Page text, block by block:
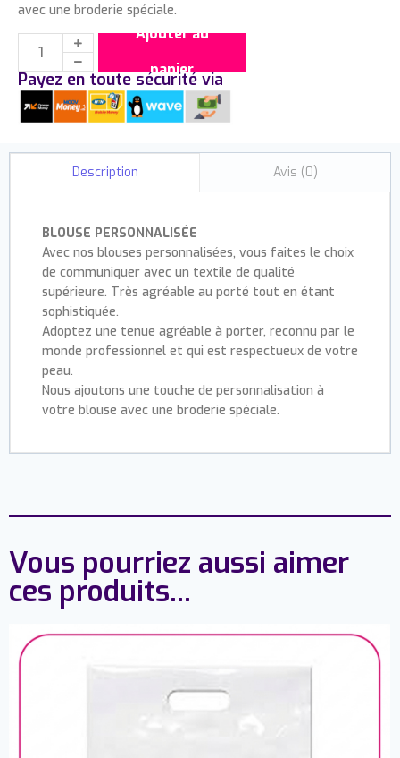
avec une broderie spéciale.
Ajouter au
panier
Payez en toute sécurité via
Description Avis (0)
BLOUSE PERSONNALISÉE
Avec nos blouses personnalisées, vous faites le choix
de communiquer avec un textile de qualité
supérieure. Très agréable au porté tout en étant
sophistiquée.
Adoptez une tenue agréable à porter, reconnu par le
monde professionnel et qui est respectueux de votre
peau.
Nous ajoutons une touche de personnalisation à
votre blouse avec une broderie spéciale.
Vous pourriez aussi aimer
ces produits...